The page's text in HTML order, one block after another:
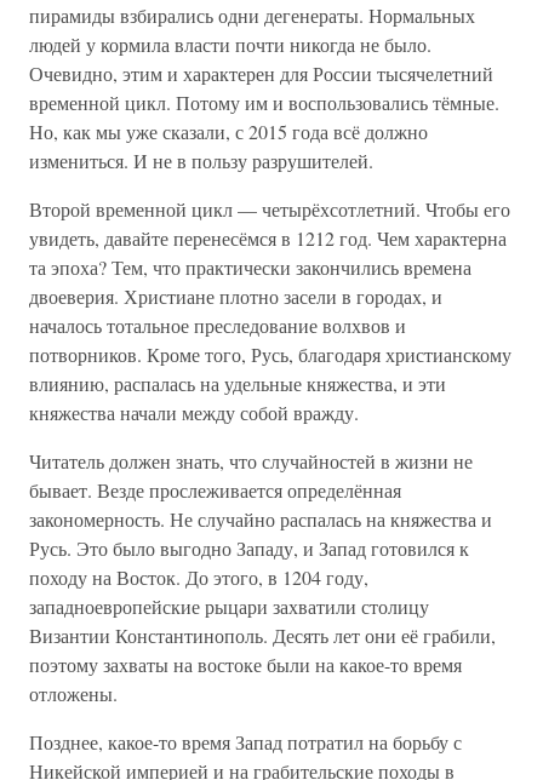
пирамиды взбирались одни дегенераты. Нормальных
людей у кормила власти почти никогда не было.
Очевидно, этим и характерен для России тысячелетний
временной цикл. Потому им и воспользовались тёмные.
Но, как мы уже сказали, с 2015 года всё должно
измениться. И не в пользу разрушителей.
Второй временной цикл — четырёхсотлетний. Чтобы его
увидеть, давайте перенесёмся в 1212 год. Чем характерна
та эпоха? Тем, что практически закончились времена
двоеверия. Христиане плотно засели в городах, и
началось тотальное преследование волхвов и
потворников. Кроме того, Русь, благодаря христианскому
влиянию, распалась на удельные княжества, и эти
княжества начали между собой вражду.
Читатель должен знать, что случайностей в жизни не
бывает. Везде прослеживается определённая
закономерность. Не случайно распалась на княжества и
Русь. Это было выгодно Западу, и Запад готовился к
походу на Восток. До этого, в 1204 году,
западноевропейские рыцари захватили столицу
Византии Константинополь. Десять лет они её грабили,
поэтому захваты на востоке были на какое-то время
отложены.
Позднее, какое-то время Запад потратил на борьбу с
Никейской империей и на грабительские походы в